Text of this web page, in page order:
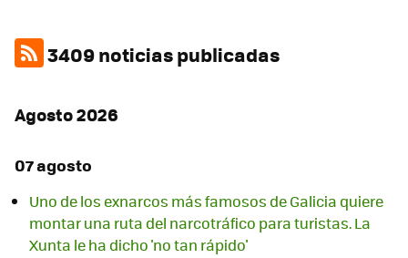
3409 noticias publicadas
Agosto 2026
07 agosto
Uno de los exnarcos más famosos de Galicia quiere
montar una ruta del narcotráfico para turistas. La
Xunta le ha dicho 'no tan rápido'